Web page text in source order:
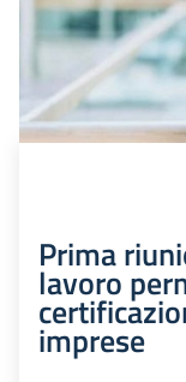
Prima
lavoro
imprese